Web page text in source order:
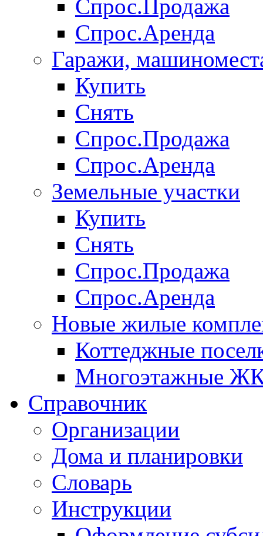
Спрос.Продажа
Спрос.Аренда
Гаражи,
Купить
Снять
Спрос.Продажа
Спрос.Аренда
Земельные участки
Купить
Снять
Спрос.Продажа
Спрос.Аренда
Новые жилые
Коттеджные
Многоэтажные
Справочник
Организации
Дома и планировки
Словарь
Инструкции